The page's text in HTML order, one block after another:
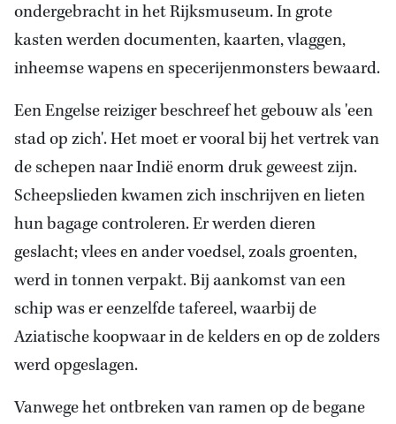
ondergebracht in het Rijksmuseum. In grote
kasten werden documenten, kaarten, vlaggen,
inheemse wapens en specerijenmonsters bewaard.
Een Engelse reiziger beschreef het gebouw als 'een
stad op zich'. Het moet er vooral bij het vertrek van
de schepen naar Indië enorm druk geweest zijn.
Scheepslieden kwamen zich inschrijven en lieten
hun bagage controleren. Er werden dieren
geslacht; vlees en ander voedsel, zoals groenten,
werd in tonnen verpakt. Bij aankomst van een
schip was er eenzelfde tafereel, waarbij de
Aziatische koopwaar in de kelders en op de zolders
werd opgeslagen.
Vanwege het ontbreken van ramen op de begane